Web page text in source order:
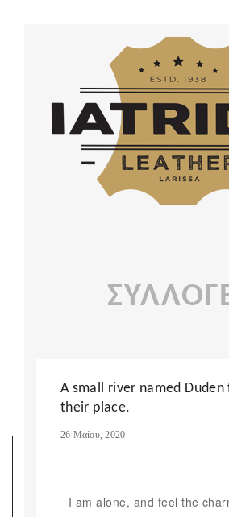
A small river named
their place.
26 Μαΐου, 2020
I am alone, and feel the